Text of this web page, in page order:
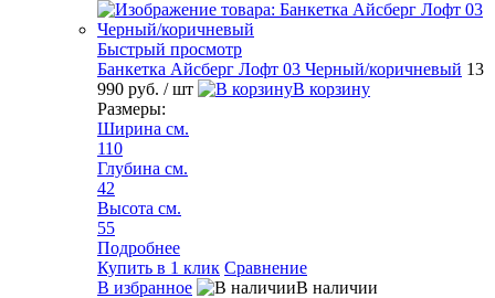
Быстрый просмотр
Банкетка Айсберг Лофт 03 Черный/коричневый 13
990 руб. / шт
В корзину
Размеры:
Ширина см.
110
Глубина см.
42
Высота см.
55
Подробнее
Купить в 1 клик Сравнение
В избранное
В наличии